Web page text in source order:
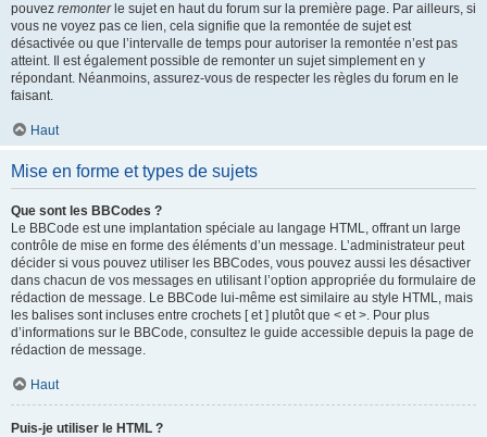
pouvez remonterle sujet en haut du forum sur la première page. Par ailleurs, si
vous ne voyez pas ce lien, cela signifie que la remontée de sujet est
désactivée ou que l’intervalle de temps pour autoriser la remontée n’est pas
atteint. Il est également possible de remonter un sujet simplement en y
répondant. Néanmoins, assurez-vous de respecter les règles du forum en le
faisant.
Haut
Mise en forme et types de sujets
Que sont les BBCodes ?
Le BBCode est une implantation spéciale au langage HTML, offrant un large
contrôle de mise en forme des éléments d’un message. L’administrateur peut
décider si vous pouvez utiliser les BBCodes, vous pouvez aussi les désactiver
dans chacun de vos messages en utilisant l’option appropriée du formulaire de
rédaction de message. Le BBCode lui-même est similaire au style HTML, mais
les balises sont incluses entre crochets [ et ] plutôt que < et >. Pour plus
d’informations sur le BBCode, consultez le guide accessible depuis la page de
rédaction de message.
Haut
Puis-je utiliser le HTML ?